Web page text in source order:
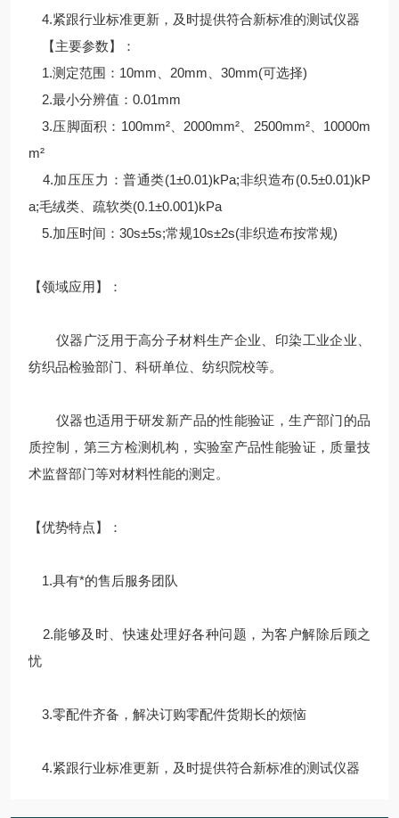
4.紧跟行业标准更新，及时提供符合新标准的测试仪器
【主要参数】：
1.测定范围：10mm、20mm、30mm(可选择)
2.最小分辨值：0.01mm
3.压脚面积：100mm²、2000mm²、2500mm²、10000m
m²
4.加压压力：普通类(1±0.01)kPa;非织造布(0.5±0.01)kP
a;毛绒类、疏软类(0.1±0.001)kPa
5.加压时间：30s±5s;常规10s±2s(非织造布按常规)
【领域应用】：
仪器广泛用于高分子材料生产企业、印染工业企业、
纺织品检验部门、科研单位、纺织院校等。
仪器也适用于研发新产品的性能验证，生产部门的品
质控制，第三方检测机构，实验室产品性能验证，质量技
术监督部门等对材料性能的测定。
【优势特点】：
1.具有*的售后服务团队
2.能够及时、快速处理好各种问题，为客户解除后顾之
忧
3.零配件齐备，解决订购零配件货期长的烦恼
4.紧跟行业标准更新，及时提供符合新标准的测试仪器